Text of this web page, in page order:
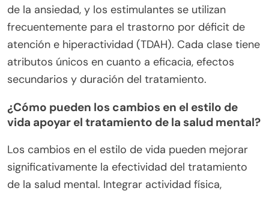
ánimo, ansiolíticos y estimulantes. Los
antidepresivos tratan principalmente la depresión
y los trastornos de ansiedad, mientras que los
antipsicóticos abordan los síntomas de psicosis.
Los estabilizadores del estado de ánimo son
Los ansiolíticos proporcionan alivio a corto plazo
de la ansiedad, y los estimulantes se utilizan
frecuentemente para el trastorno por déficit de
atención e hiperactividad (TDAH). Cada clase tiene
atributos únicos en cuanto a eficacia, efectos